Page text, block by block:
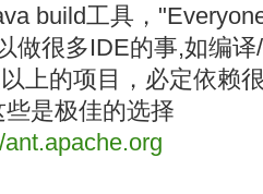
build工具，
做很多IDE的事,如编
上的项目，必定依赖
是极佳的选择
ant.apache.org